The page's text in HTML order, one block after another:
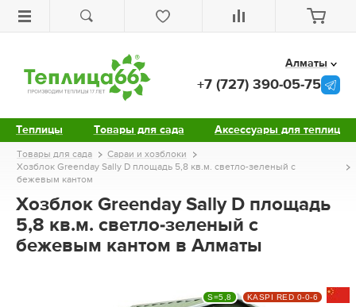
Теплицы Товары для сада Аксессуары для теплиц
Алматы
+7 (727) 390-05-75
Товары для сада
Сараи и хозблоки
Хозблок Greenday Sally D площадь 5,8 кв.м. светло-зеленый с
бежевым кантом
Хозблок Greenday Sally D площадь
5,8 кв.м. светло-зеленый с
бежевым кантом в Алматы
S=5,8 KASPI RED 0-0-6